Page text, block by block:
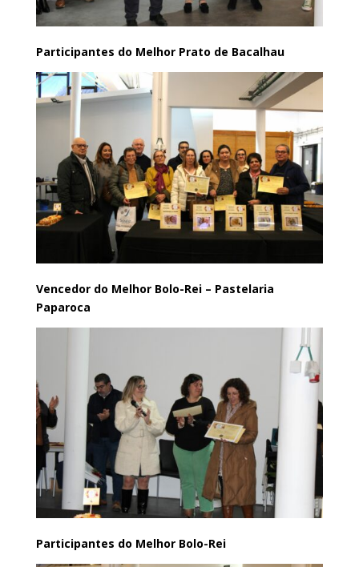
Participantes do Melhor Prato de Bacalhau
Vencedor do Melhor Bolo-Rei – Pastelaria
Paparoca
Participantes do Melhor Bolo-Rei